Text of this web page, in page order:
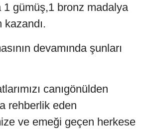
1 gümüş,1 bronz madalya
devamında şunları
canıgönülden
rehberlik eden
ve emeği geçen herkese